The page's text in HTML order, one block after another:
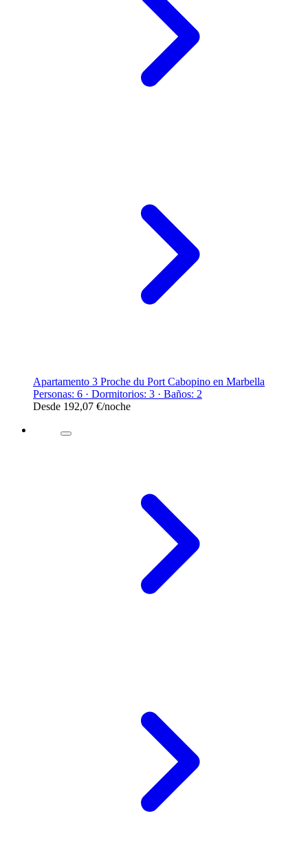
Apartamento 3 Proche du Port Cabopino en Marbella
Personas: 6 · Dormitorios: 3 · Baños: 2
Desde 192,07 €/noche